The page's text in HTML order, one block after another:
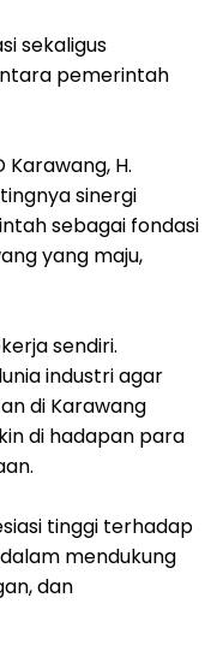
sekaligus
pemerintah
H.
sinergi
sebagai fondasi
yang maju,
sendiri.
industri agar
di Karawang
di hadapan para
tinggi terhadap
mendukung
dan